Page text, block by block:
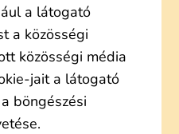
a látogató
a közösségi
közösségi média
jait a látogató
böngészési